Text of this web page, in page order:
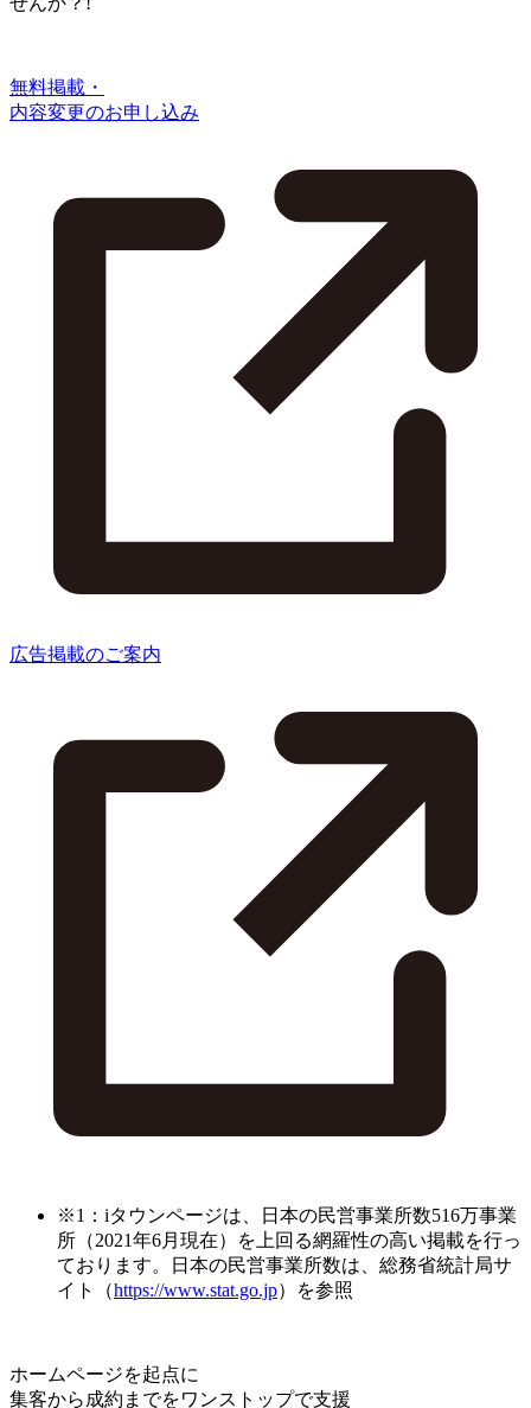
無料掲載・
内容変更のお申し込み
広告掲載のご案内
※1：iタウンページは、日本の民営事業所数516万事業
所（2021年6月現在）を上回る網羅性の高い掲載を行っ
ております。日本の民営事業所数は、総務省統計局サ
イト（https://www.stat.go.jp）を参照
ホームページを起点に
集客から成約までをワンストップで支援